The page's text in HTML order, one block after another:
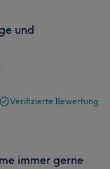
und
Verifizierte Bewertung
immer gerne